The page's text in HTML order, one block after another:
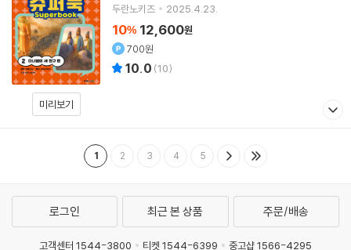
미리보기
두란노키즈
2025.4.23.
10% 12,600원
700원
10.0 (10)
1 2 3 4 5
로그인 최근 본 상품 주문/배송
고객센터 1544-3800 티켓 1544-6399 중고샵 1566-4295